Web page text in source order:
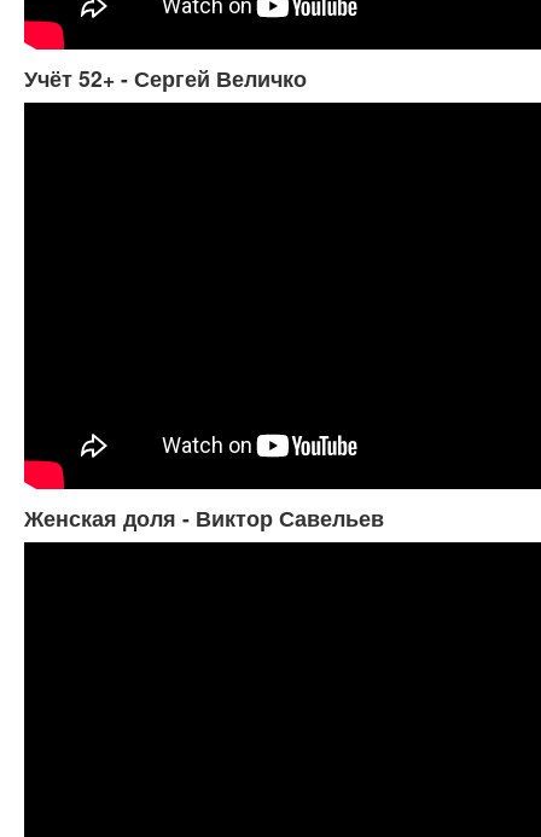
Учёт 52+ - Сергей Величко
Женская доля - Виктор Савельев